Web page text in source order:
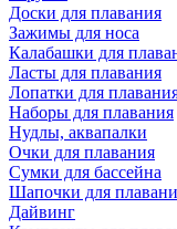
Доски для плавания
Зажимы для носа
Калабашки для
Ласты для плавания
Лопатки для
Наборы для плавания
Нудлы, аквапалки
Очки для плавания
Сумки для бассейна
Шапочки для
Дайвинг